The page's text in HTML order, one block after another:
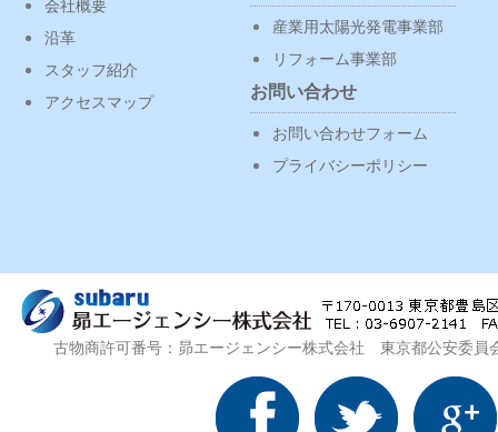
会社概要
沿革
スタッフ紹介
アクセスマップ
産業用太陽光発電事業部
リフォーム事業部
お問い合わせ
お問い合わせフォーム
プライバシーポリシー
古物商許可番号：昴エージェンシー株式会社 東京都公安委